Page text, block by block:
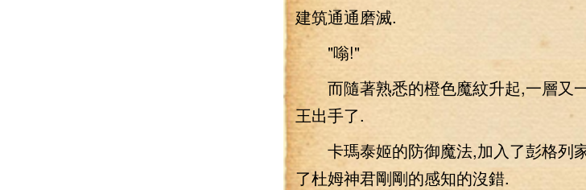
建筑通通磨滅.
"嗡!"
而隨著熟悉的橙色魔紋升起,一層又
王出手了.
卡瑪泰姬的防御魔法,加入了彭格列家
了杜姆神君剛剛的感知的沒錯.